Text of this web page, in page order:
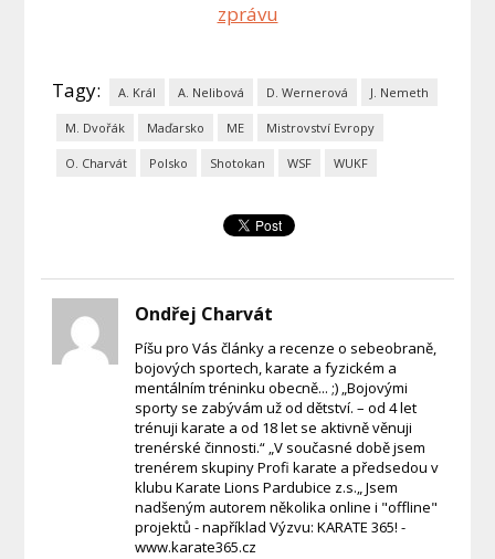
zprávu
Tagy: A. Král A. Nelibová D. Wernerová J. Nemeth
M. Dvořák Maďarsko ME Mistrovství Evropy
O. Charvát Polsko Shotokan WSF WUKF
Ondřej Charvát
Píšu pro Vás články a recenze o sebeobraně,
bojových sportech, karate a fyzickém a
mentálním tréninku obecně... ;) „Bojovými
sporty se zabývám už od dětství. – od 4 let
trénuji karate a od 18 let se aktivně věnuji
trenérské činnosti.“ „V současné době jsem
trenérem skupiny Profi karate a předsedou v
klubu Karate Lions Pardubice z.s.„ Jsem
nadšeným autorem několika online i "offline"
projektů - například Výzvu: KARATE 365! -
www.karate365.cz